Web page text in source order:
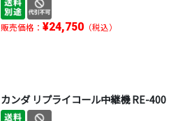
販売価格： ¥24,750（税込）
カンダ リプライコール中継機 RE-400